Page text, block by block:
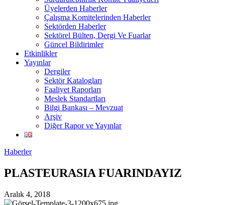
Üyelerden Haberler
Çalışma Komitelerinden Haberler
Sektörden Haberler
Sektörel Bülten, Dergi Ve Fuarlar
Güncel Bildirimler
Etkinlikler
Yayınlar
Dergiler
Sektör Katalogları
Faaliyet Raporları
Meslek Standartları
Bilgi Bankası – Mevzuat
Arşiv
Diğer Rapor ve Yayınlar
Haberler
PLASTEURASIA FUARINDAYIZ
Aralık 4, 2018